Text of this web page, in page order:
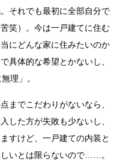
それでも最初に全部自分で
笑）。今は一戸建てに住む
にどんな家に住みたいのか
具体的な希望とかないし、
理」。
までこだわりがないなら、
した方が失敗も少ないし、
すけど、一戸建ての内装と
いとは限らないので……。